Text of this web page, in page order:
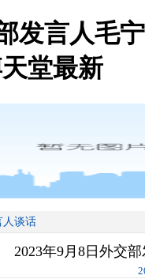
发言人毛宁
堂最新
人谈话
2023年9月8日外交